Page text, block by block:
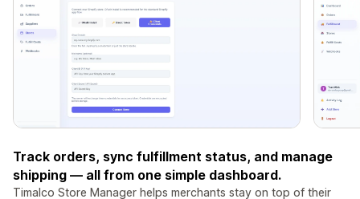
Track orders, sync fulfillment status, and manage
shipping — all from one simple dashboard.
Timalco Store Manager helps merchants stay on top of their